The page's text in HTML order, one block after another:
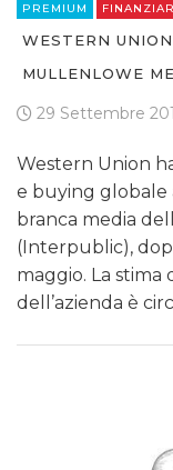
PREMIUM
WESTERN
MULLENLOWE
29 Settembre
Western Union
e buying globale
branca media
(Interpublic),
maggio. La stima
dell’azienda è